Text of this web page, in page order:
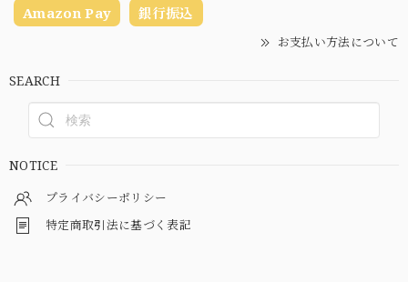
Amazon Pay 銀行振込
お支払い方法について
SEARCH
NOTICE
プライバシーポリシー
特定商取引法に基づく表記